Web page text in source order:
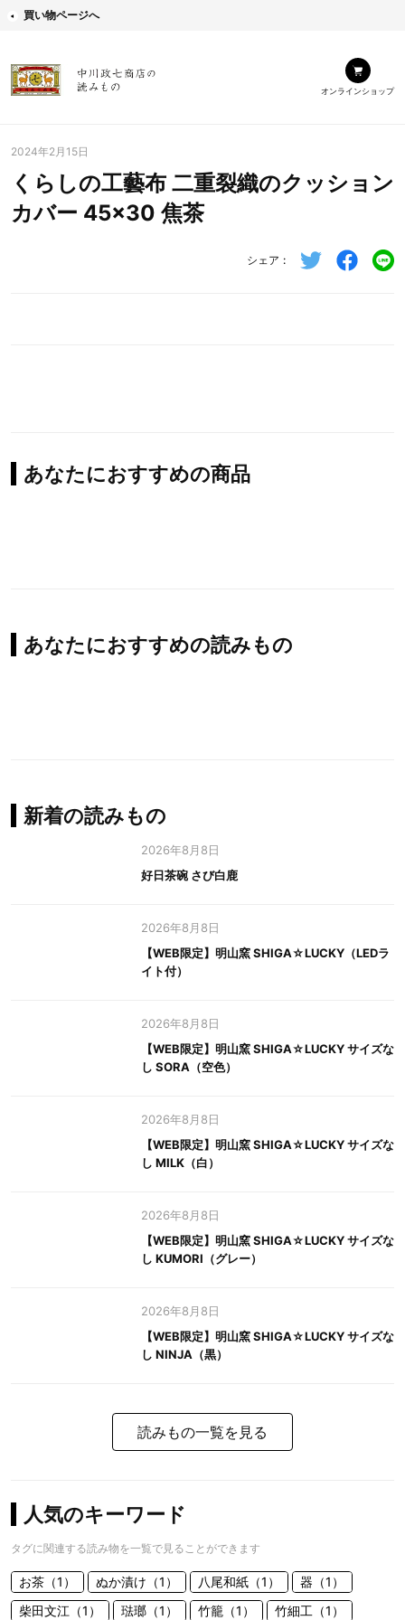
買い物ページへ
オンラインショップ
2024年2月15日
くらしの工藝布 二重裂織のクッション
カバー 45×30 焦茶
シェア
あなたにおすすめの商品
あなたにおすすめの読みもの
新着の読みもの
2026年8月8日
好日茶碗 さび白鹿
2026年8月8日
【WEB限定】明山窯 SHIGA☆LUCKY（LEDラ
イト付）
2026年8月8日
【WEB限定】明山窯 SHIGA☆LUCKY サイズな
し SORA（空色）
2026年8月8日
【WEB限定】明山窯 SHIGA☆LUCKY サイズな
し MILK（白）
2026年8月8日
【WEB限定】明山窯 SHIGA☆LUCKY サイズな
し KUMORI（グレー）
2026年8月8日
【WEB限定】明山窯 SHIGA☆LUCKY サイズな
し NINJA（黒）
読みもの一覧を見る
人気のキーワード
タグに関連する読み物を一覧で見ることができます
お茶（1） ぬか漬け（1） 八尾和紙（1）
器（1）
柴田文江（1）
琺瑯（1） 竹籠（1） 竹細工（1）